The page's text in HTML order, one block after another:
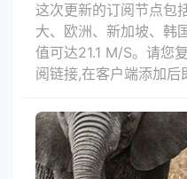
这次更新的订阅节点包
大、欧洲、新加坡、韩
值可达21.1 M/S。请您
阅链接,在客户端添加后